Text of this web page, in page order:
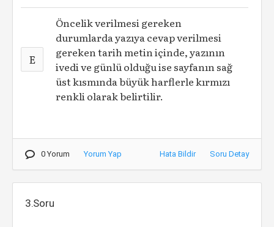
E
Öncelik verilmesi gereken
durumlarda yazıya cevap verilmesi
gereken tarih metin içinde, yazının
ivedi ve günlü olduğu ise sayfanın sağ
üst kısmında büyük harflerle kırmızı
renkli olarak belirtilir.
0 Yorum Yorum Yap Hata Bildir Soru Detay
3.Soru